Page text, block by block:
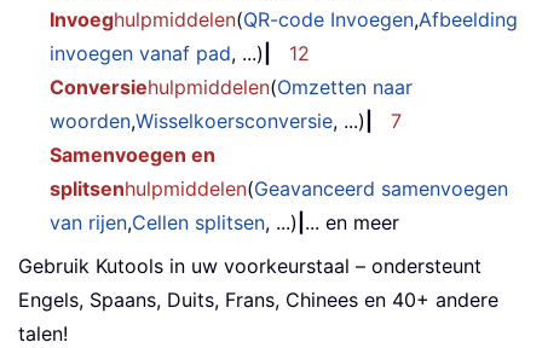
Invoeghulpmiddelen(QR-code Invoegen,Afbeelding
invoegen vanaf pad, ...)
12
Conversiehulpmiddelen(Omzetten naar
woorden,Wisselkoersconversie, ...)
7
Samenvoegen en
splitsenhulpmiddelen(Geavanceerd samenvoegen
van rijen,Cellen splitsen, ...) ... en meer
Gebruik Kutools in uw voorkeurstaal – ondersteunt
Engels, Spaans, Duits, Frans, Chinees en 40+ andere
talen!